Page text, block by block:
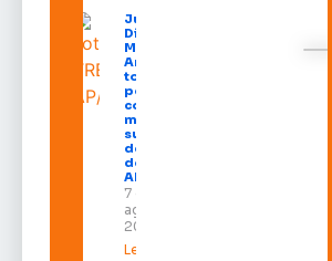
Juiz
Diego
Moura de
Araújo
toma
posse
como
membro
substituto
do Pleno
do TRE-
AP
7 de
agosto de
2026
Leia mais »